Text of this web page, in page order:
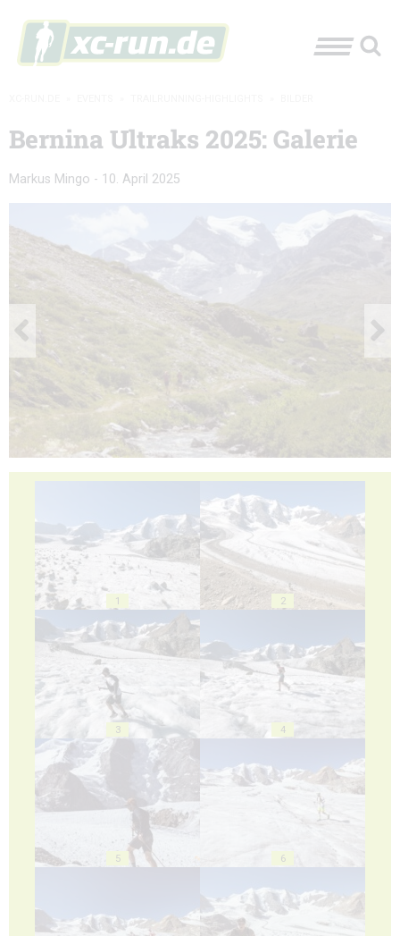
Bernina Ultraks 2025: Galerie
Markus Mingo - 10. April 2025
1 2
3 4
5 6